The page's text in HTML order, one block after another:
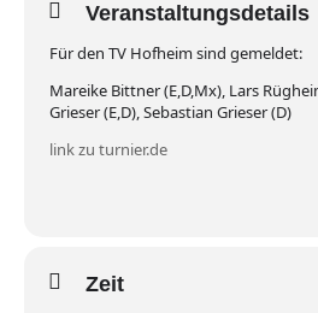
Veranstaltungsdetails
Für den TV Hofheim sind gemeldet:
Mareike Bittner (E,D,Mx), Lars
Grieser (E,D), Sebastian Grieser (D)
link zu turnier.de
Zeit